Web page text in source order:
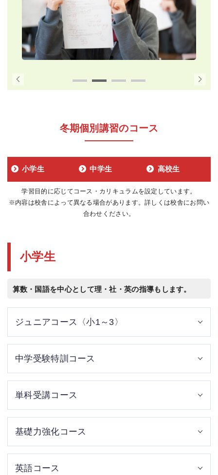
冬期個別講習のコース
小学生 中学生 高校生
学習目的に応じてコース・カリキュラムを設定しています。
※内容は校舎によって異なる場合があります。詳しくは校舎にお問い
合わせください。
小学生
算数・国語を中心として理・社・英の指導もします。
ジュニアコース〈小1～3〉
コースでは、楽しく学びながら小学校高学年へと伸びる学
力の土台をつくります。
中学受験特訓コース
に、重点分野を中心に70点合格主義で指導します。
単科受講コース
したいなど、科目を絞って受講できます。
基礎力強化コース
的にくり返します。
英語コース